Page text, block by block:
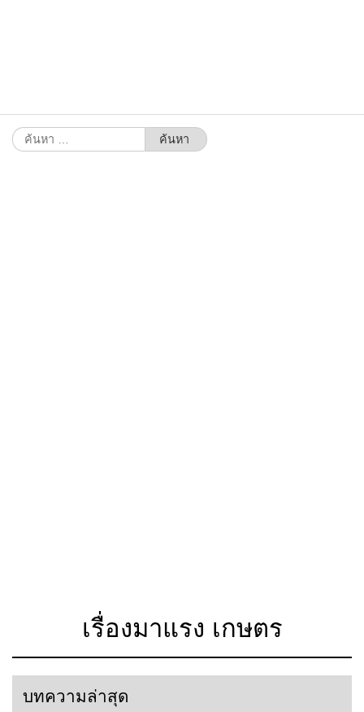
ค้นหา
สำหรับ:
เรื่องมาแรง เกษตร
บทความล่าสุด